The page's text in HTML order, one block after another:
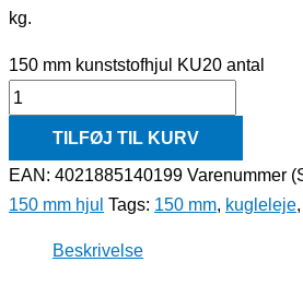
kg.
150 mm kunststofhjul KU20 antal
TILFØJ TIL KURV
EAN: 4021885140199 Varenummer
150 mm hjul Tags: 150 mm, kugleleje,
Beskrivelse